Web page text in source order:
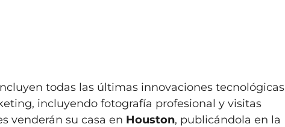
todas las últimas innovaciones tecnológicas
incluyendo fotografía profesional y visitas
venderán su casa en Houston, publicándola en la